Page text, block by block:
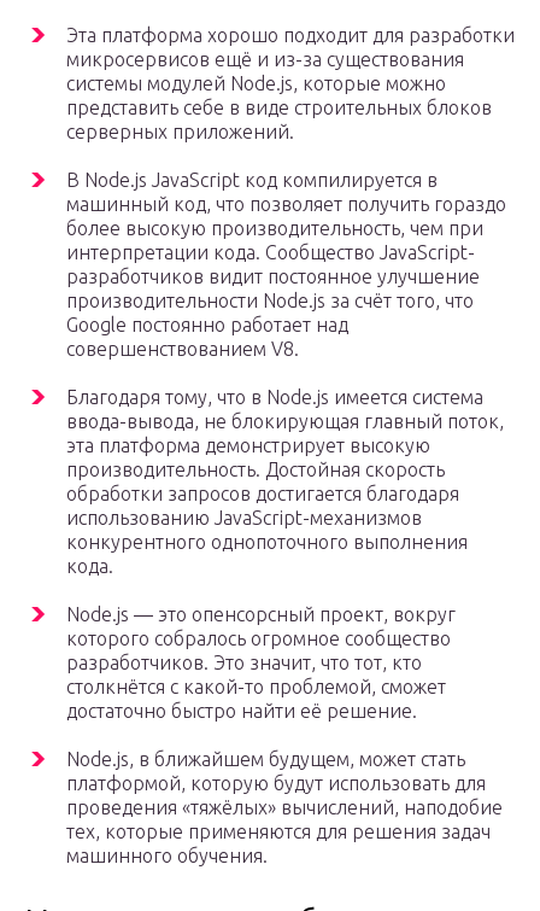
Эта платформа хорошо подходит для разработки
микросервисов ещё и из-за существования
системы модулей Node.js, которые можно
представить себе в виде строительных блоков
серверных приложений.
В Node.js JavaScript код компилируется в
машинный код, что позволяет получить гораздо
более высокую производительность, чем при
интерпретации кода. Сообщество JavaScript-
разработчиков видит постоянное улучшение
производительности Node.js за счёт того, что
Google постоянно работает над
совершенствованием V8.
Благодаря тому, что в Node.js имеется система
ввода-вывода, не блокирующая главный поток,
эта платформа демонстрирует высокую
производительность. Достойная скорость
обработки запросов достигается благодаря
использованию JavaScript-механизмов
конкурентного однопоточного выполнения
кода.
Node.js — это опенсорсный проект, вокруг
которого собралось огромное сообщество
разработчиков. Это значит, что тот, кто
столкнётся с какой-то проблемой, сможет
достаточно быстро найти её решение.
Node.js, в ближайшем будущем, может стать
платформой, которую будут использовать для
проведения «тяжёлых» вычислений, наподобие
тех, которые применяются для решения задач
машинного обучения.